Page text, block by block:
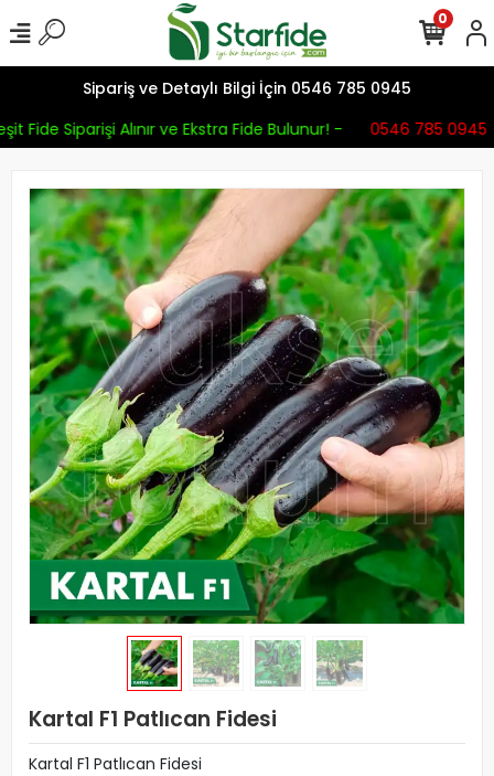
Sipariş ve Detaylı Bilgi İçin 0546 785 0945
Fide Siparişi Alınır ve Ekstra Fide Bulunur! -
0546 785 0945
0
Kartal F1 Patlıcan Fidesi
Kartal F1 Patlıcan Fidesi